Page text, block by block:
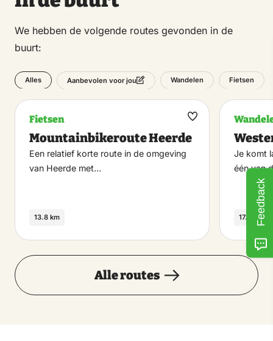
We hebben de volgende routes gevonden in de
buurt:
Alles Aanbevolen voor jou Wandelen Fietsen
Fietsen
Mountainbikeroute Heerde
Een relatief korte route in de omgeving
van Heerde met…
13.8 km
Maak
Je komt
één van
17.6 km
Alle routes
Feedback